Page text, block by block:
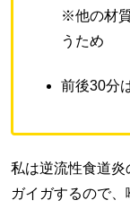
※他の材
うため
前後30分
私は逆流性食道炎
ガイガするので